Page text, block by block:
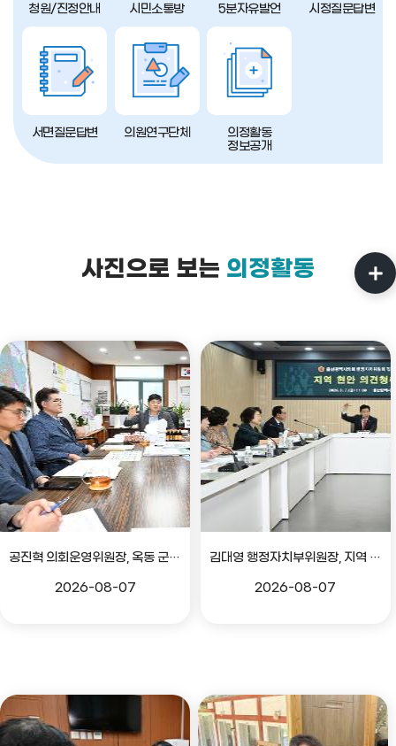
청원/진정안내 시민소통방 5분자유발언 시정질문답변
서면질문답변 의원연구단체
의정활동
정보공개
사진으로 보는 의정활동
공진혁 의회운영위원장, 옥동 군부대 이전지 양동마을 주민지원사업 점검
2026-08-07
김대영 행정자치부위원장, 지역 현안 의견 청취 간담회
2026-08-07